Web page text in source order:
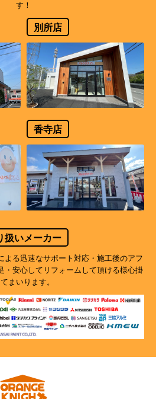
す！
別所店
香寺店
扱いメーカー
よる迅速なサポート対応・施工後のアフ
・安心してリフォームして頂ける様心掛
まいります。